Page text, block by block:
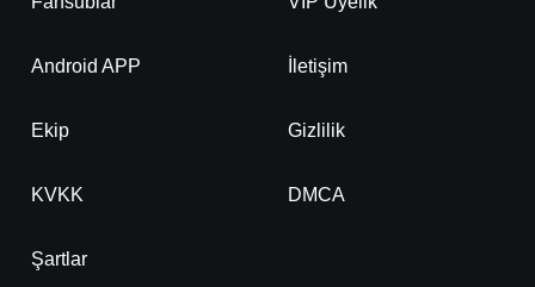
Android APP İletişim
Ekip Gizlilik
KVKK DMCA
Şartlar